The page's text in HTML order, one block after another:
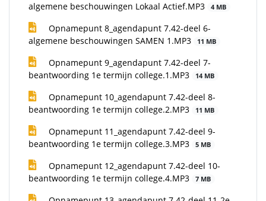
algemene beschouwingen Lokaal Actief.MP3
4 MB
Opnamepunt 8_agendapunt 7.42-deel 6-
algemene beschouwingen SAMEN 1.MP3
11 MB
Opnamepunt 9_agendapunt 7.42-deel 7-
beantwoording 1e termijn college.1.MP3
14 MB
Opnamepunt 10_agendapunt 7.42-deel 8-
beantwoording 1e termijn college.2.MP3
11 MB
Opnamepunt 11_agendapunt 7.42-deel 9-
beantwoording 1e termijn college.3.MP3
5 MB
Opnamepunt 12_agendapunt 7.42-deel 10-
beantwoording 1e termijn college.4.MP3
7 MB